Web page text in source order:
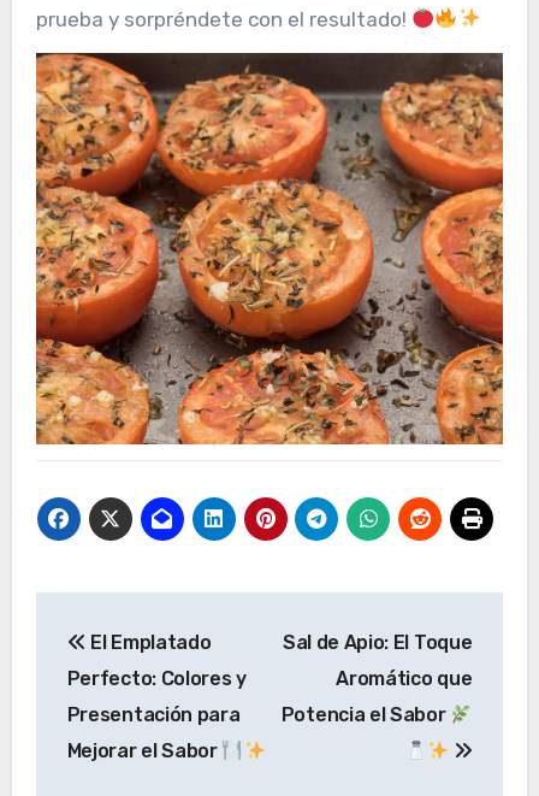
prueba y sorpréndete con el resultado!
de
entradas
El Emplatado
Perfecto: Colores y
Presentación para
Mejorar el Sabor
Sal de Apio: El Toque
Aromático que
Potencia el Sabor